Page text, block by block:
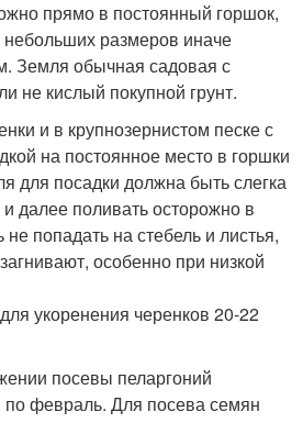
прямо в постоянный горшок,
размеров иначе
Земля обычная садовая с
не кислый покупной грунт.
и в крупнозернистом песке с
на постоянное место в горшки
для посадки должна быть слегка
далее поливать осторожно в
не попадать на стебель и листья,
особенно при низкой
укоренения черенков 20-22
посевы пеларгоний
по февраль. Для посева семян